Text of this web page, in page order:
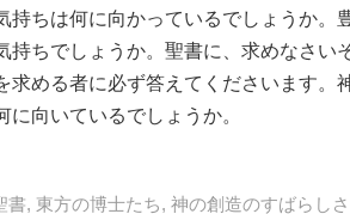
ちは何に向かっているでしょうか。
ちでしょうか。聖書に、求めなさい
める者に必ず答えてくださいます。
向いているでしょうか。
書, 東方の博士たち, 神の創造のすばらしさ